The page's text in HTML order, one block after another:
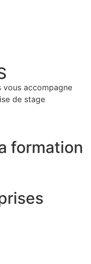
vous accompagne
de stage
formation